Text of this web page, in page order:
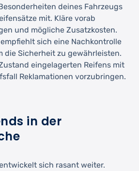
deines Fahrzeugs
mit. Kläre vorab
und mögliche Zusatzkosten.
sich eine Nachkontrolle
die Sicherheit zu gewährleisten.
eingelagerten Reifens mit
Reklamationen vorzubringen.
in der
sich rasant weiter.